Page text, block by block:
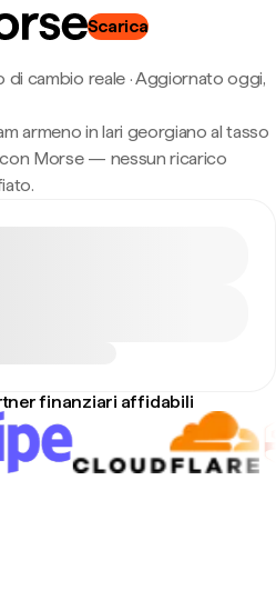
Scarica
di cambio reale·Aggiornato oggi,
armeno in lari georgiano al tasso
Morse — nessun ricarico
finanziari affidabili